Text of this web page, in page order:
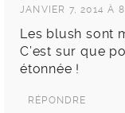
JANVIER 7, 2014 À
Les blush sont
C’est sur que
étonnée !
RÉPONDRE